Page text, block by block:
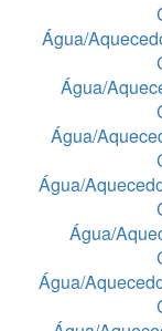
Água/
Água/
Água/
Água/
Água/
Água/